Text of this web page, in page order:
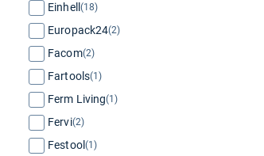
Einhell (18)
Europack24(2)
Facom(2)
Fartools(1)
Ferm Living(1)
Fervi(2)
Festool (1)